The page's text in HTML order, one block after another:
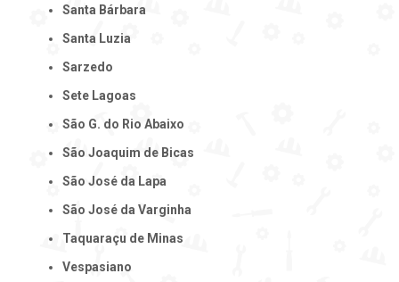
Santa Bárbara
Santa Luzia
Sarzedo
Sete Lagoas
São G. do Rio Abaixo
São Joaquim de Bicas
São José da Lapa
São José da Varginha
Taquaraçu de Minas
Vespasiano